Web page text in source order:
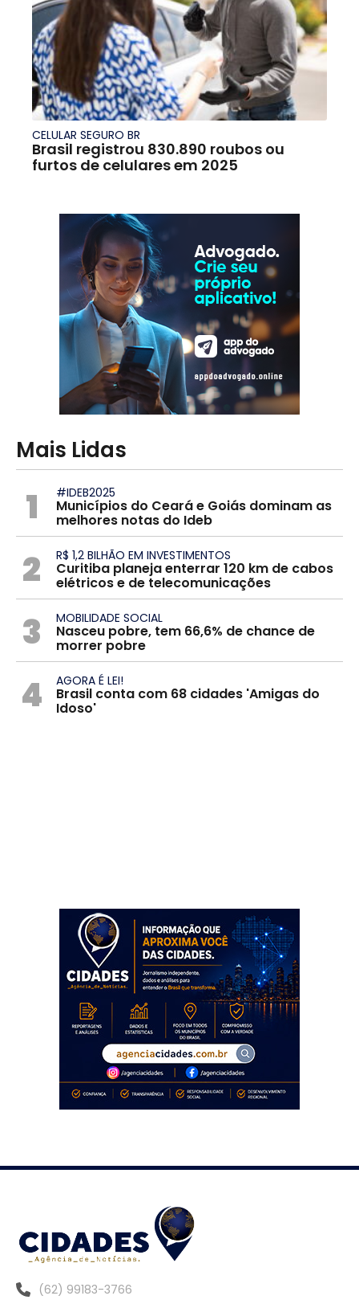
CELULAR SEGURO BR
Brasil registrou 830.890 roubos ou
furtos de celulares em 2025
Mais Lidas
1 #IDEB2025
Municípios do Ceará e Goiás dominam as
melhores notas do Ideb
2 R$ 1,2 BILHÃO EM INVESTIMENTOS
Curitiba planeja enterrar 120 km de cabos
elétricos e de telecomunicações
3 MOBILIDADE SOCIAL
Nasceu pobre, tem 66,6% de chance de
morrer pobre
4 AGORA É LEI!
Brasil conta com 68 cidades 'Amigas do
Idoso'
(62) 99183-3766